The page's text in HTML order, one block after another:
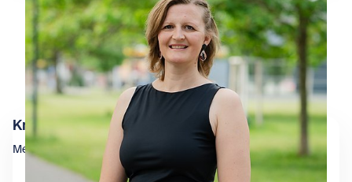
Kristina Grgić
Medienarbeit, Presseservice, Lektorat